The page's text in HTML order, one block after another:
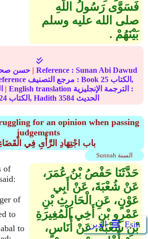
الدين Ẹsin
فَسَوَّى رَسُولُ اللَّهِ
صلى الله عليه وسلم
بَيْنَهُمْ ‏.‏
| Reference :Sunan Abi Dawud
In-book reference مرجع التصنيف : Book25
| English translation الترجمة الإنجليزية :
الكتاب, Hadith3584 الحديث
for an opinion when passing
judgements
(11) باب اجْتِهَادِ الرَّأْىِ فِي
Sunnah السنة
of
of
to
حَدَّثَنَا حَفْصُ بْنُ عُمَرَ،
عَنْ شُعْبَةَ، عَنْ أَبِي
عَوْنٍ، عَنِ الْحَارِثِ بْنِ
عَمْرِو بْنِ أَخِي الْمُغِيرَةِ
بْنِ شُعْبَةَ، عَنْ أُنَاسٍ،